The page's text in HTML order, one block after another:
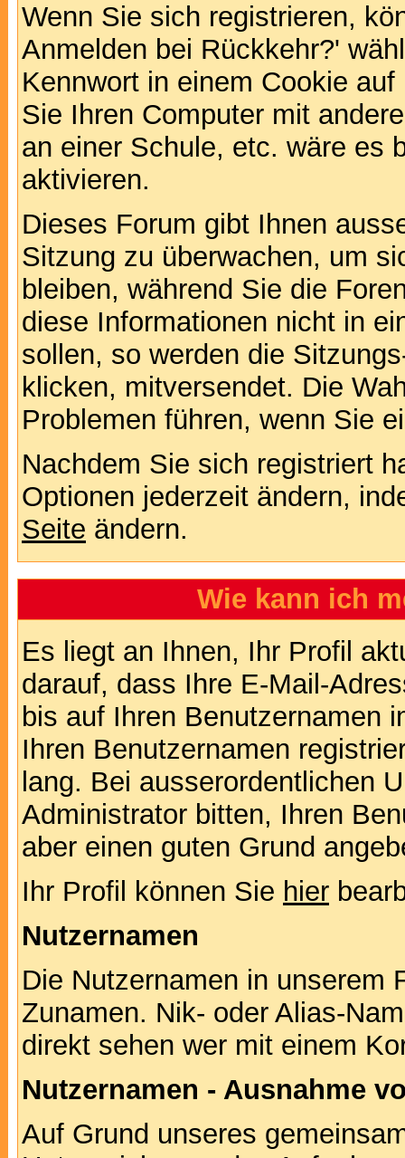
Wenn Sie sich registrieren,
Anmelden bei Rückkehr?'
Kennwort in einem Cookie
Sie Ihren Computer mit
an einer Schule, etc. wäre es
aktivieren.
Dieses Forum gibt Ihnen
Sitzung zu überwachen, um
bleiben, während Sie die
diese Informationen nicht in
sollen, so werden die
klicken, mitversendet. Die
Problemen führen, wenn Sie
Nachdem Sie sich registriert
Optionen jederzeit ändern,
Seite ändern.
Wie kann ich
Es liegt an Ihnen, Ihr Profil
darauf, dass Ihre E-Mail-
bis auf Ihren Benutzernamen
Ihren Benutzernamen
lang. Bei ausserordentlichen
Administrator bitten, Ihren
aber einen guten Grund
Ihr Profil können Sie hier
Nutzernamen
Die Nutzernamen in unserem
Zunamen. Nik- oder Alias-
direkt sehen wer mit einem
Nutzernamen - Ausnahme
Auf Grund unseres